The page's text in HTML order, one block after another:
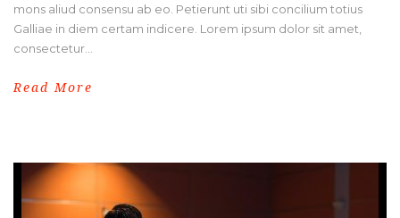
mons aliud consensu ab eo. Petierunt uti sibi concilium totius
Galliae in diem certam indicere. Lorem ipsum dolor sit amet,
consectetur...
Read More